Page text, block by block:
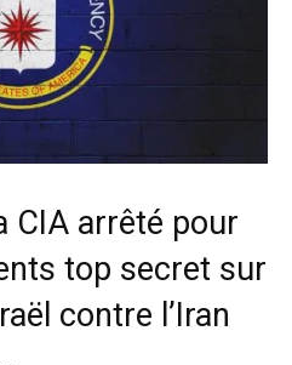
CIA arrêté pour
top secret sur
contre l’Iran